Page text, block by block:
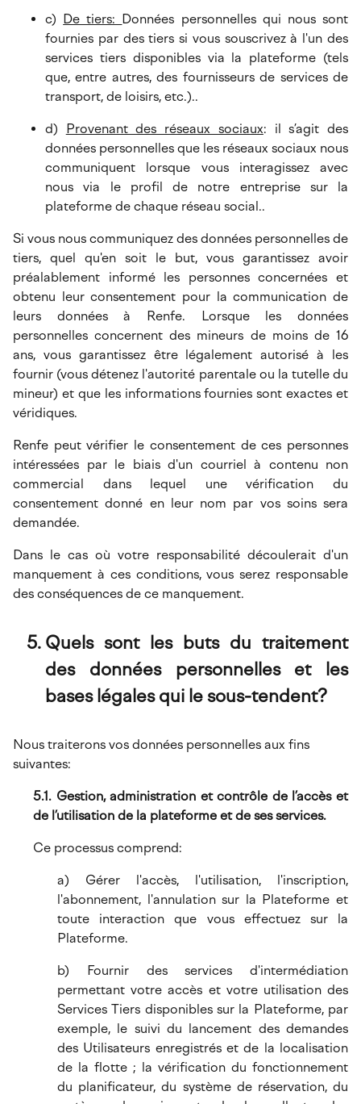
c) De tiers: Données personnelles qui nous sont
fournies par des tiers si vous souscrivez à l'un des
services tiers disponibles via la plateforme (tels
que, entre autres, des fournisseurs de services de
transport, de loisirs, etc.)..
d) Provenant des réseaux sociaux: il s’agit des
données personnelles que les réseaux sociaux nous
communiquent lorsque vous interagissez avec
nous via le profil de notre entreprise sur la
plateforme de chaque réseau social..
Si vous nous communiquez des données personnelles de
tiers, quel qu'en soit le but, vous garantissez avoir
préalablement informé les personnes concernées et
obtenu leur consentement pour la communication de
leurs données à Renfe. Lorsque les données
personnelles concernent des mineurs de moins de 16
ans, vous garantissez être légalement autorisé à les
fournir (vous détenez l'autorité parentale ou la tutelle du
mineur) et que les informations fournies sont exactes et
véridiques.
Renfe peut vérifier le consentement de ces personnes
intéressées par le biais d'un courriel à contenu non
commercial dans lequel une vérification du
consentement donné en leur nom par vos soins sera
demandée.
Dans le cas où votre responsabilité découlerait d'un
manquement à ces conditions, vous serez responsable
des conséquences de ce manquement.
Quels sont les buts du traitement
des données personnelles et les
bases légales qui le sous-tendent?
Nous traiterons vos données personnelles aux fins
suivantes:
5.1. Gestion, administration et contrôle de l’accès et
de l’utilisation de la plateforme et de ses services.
Ce processus comprend:
a) Gérer l'accès, l'utilisation, l'inscription,
l'abonnement, l'annulation sur la Plateforme et
toute interaction que vous effectuez sur la
Plateforme.
b) Fournir des services d'intermédiation
permettant votre accès et votre utilisation des
Services Tiers disponibles sur la Plateforme, par
exemple, le suivi du lancement des demandes
des Utilisateurs enregistrés et de la localisation
de la flotte ; la vérification du fonctionnement
du planificateur, du système de réservation, du